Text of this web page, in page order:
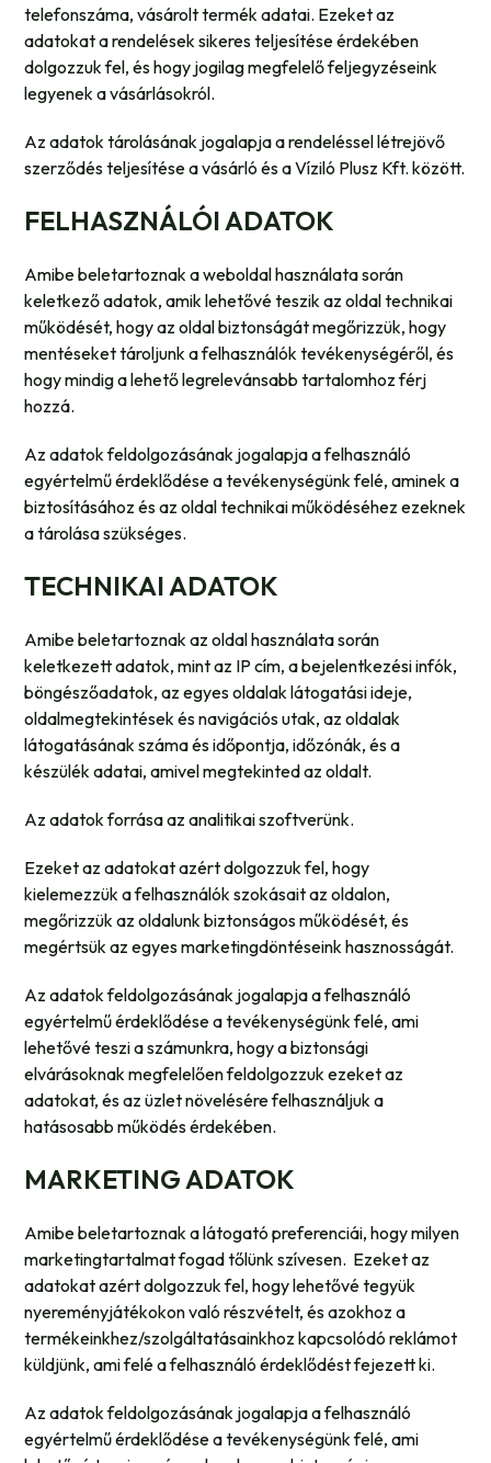
telefonszáma, vásárolt termék adatai. Ezeket az
adatokat a rendelések sikeres teljesítése érdekében
dolgozzuk fel, és hogy jogilag megfelelő feljegyzéseink
legyenek a vásárlásokról.
Az adatok tárolásának jogalapja a rendeléssel létrejövő
szerződés teljesítése a vásárló és a Víziló Plusz Kft. között.
FELHASZNÁLÓI ADATOK
Amibe beletartoznak a weboldal használata során
keletkező adatok, amik lehetővé teszik az oldal technikai
működését, hogy az oldal biztonságát megőrizzük, hogy
mentéseket tároljunk a felhasználók tevékenységéről, és
hogy mindig a lehető legrelevánsabb tartalomhoz férj
hozzá.
Az adatok feldolgozásának jogalapja a felhasználó
egyértelmű érdeklődése a tevékenységünk felé, aminek a
biztosításához és az oldal technikai működéséhez ezeknek
a tárolása szükséges.
TECHNIKAI ADATOK
Amibe beletartoznak az oldal használata során
keletkezett adatok, mint az IP cím, a bejelentkezési infók,
böngészőadatok, az egyes oldalak látogatási ideje,
oldalmegtekintések és navigációs utak, az oldalak
látogatásának száma és időpontja, időzónák, és a
készülék adatai, amivel megtekinted az oldalt.
Az adatok forrása az analitikai szoftverünk.
Ezeket az adatokat azért dolgozzuk fel, hogy
kielemezzük a felhasználók szokásait az oldalon,
megőrizzük az oldalunk biztonságos működését, és
megértsük az egyes marketingdöntéseink hasznosságát.
Az adatok feldolgozásának jogalapja a felhasználó
egyértelmű érdeklődése a tevékenységünk felé, ami
lehetővé teszi a számunkra, hogy a biztonsági
elvárásoknak megfelelően feldolgozzuk ezeket az
adatokat, és az üzlet növelésére felhasználjuk a
hatásosabb működés érdekében.
MARKETING ADATOK
Amibe beletartoznak a látogató preferenciái, hogy milyen
marketingtartalmat fogad tőlünk szívesen. Ezeket az
adatokat azért dolgozzuk fel, hogy lehetővé tegyük
nyereményjátékokon való részvételt, és azokhoz a
termékeinkhez/szolgáltatásainkhoz kapcsolódó reklámot
küldjünk, ami felé a felhasználó érdeklődést fejezett ki.
Az adatok feldolgozásának jogalapja a felhasználó
egyértelmű érdeklődése a tevékenységünk felé, ami